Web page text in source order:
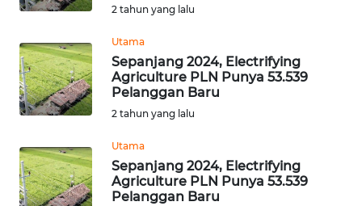
2 tahun yang lalu
Utama
Sepanjang 2024, Electrifying
Agriculture PLN Punya 53.539
Pelanggan Baru
2 tahun yang lalu
Utama
Sepanjang 2024, Electrifying
Agriculture PLN Punya 53.539
Pelanggan Baru
GORONTALO
WN
SULUT
WN
MALUKU